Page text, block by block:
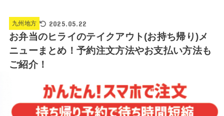
九州地方 2025.05.22
お弁当のヒライのテイクアウト(お持ち帰り)メ
ニューまとめ！予約注文方法やお支払い方法も
ご紹介！